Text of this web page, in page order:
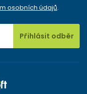
osobních údajů.
Přihlásit odběr